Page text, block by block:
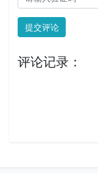
提交评论
评论记录：